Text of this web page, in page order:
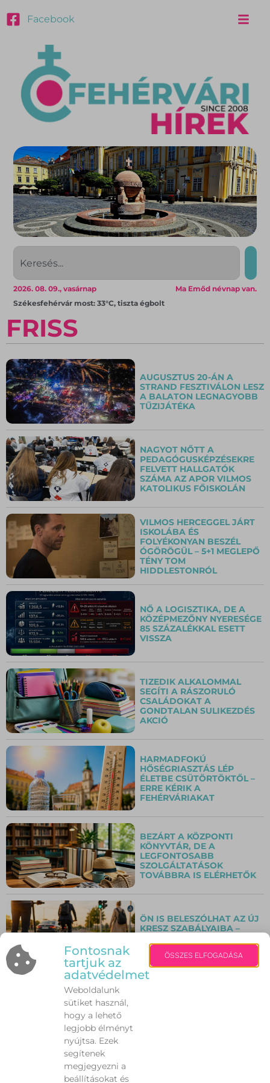
Facebook
Ma Emőd névnap van.
2026. 08. 09., vasárnap
Székesfehérvár most: 33°C, tiszta égbolt
FRISS
AUGUSZTUS 20-ÁN A
STRAND FESZTIVÁLON LESZ
A BALATON LEGNAGYOBB
TŰZIJÁTÉKA
NAGYOT NŐTT A
PEDAGÓGUSKÉPZÉSEKRE
FELVETT HALLGATÓK
SZÁMA AZ APOR VILMOS
KATOLIKUS FŐISKOLÁN
VILMOS HERCEGGEL JÁRT
ISKOLÁBA ÉS
FOLYÉKONYAN BESZÉL
ÓGÖRÖGÜL – 5+1 MEGLEPŐ
TÉNY TOM
HIDDLESTONRÓL
NŐ A LOGISZTIKA, DE A
KÖZÉPMEZŐNY NYERESÉGE
85 SZÁZALÉKKAL ESETT
VISSZA
TIZEDIK ALKALOMMAL
SEGÍTI A RÁSZORULÓ
CSALÁDOKAT A
GONDTALAN SULIKEZDÉS
AKCIÓ
HARMADFOKÚ
HŐSÉGRIASZTÁS LÉP
ÉLETBE CSÜTÖRTÖKTŐL –
ERRE KÉRIK A
FEHÉRVÁRIAKAT
BEZÁRT A KÖZPONTI
KÖNYVTÁR, DE A
LEGFONTOSABB
SZOLGÁLTATÁSOK
TOVÁBBRA IS ELÉRHETŐK
ÖN IS BELESZÓLHAT AZ ÚJ
KRESZ SZABÁLYAIBA –
VÉLEMÉNYEZÉS
Fontosnak
tartjuk az
adatvédelmet
Weboldalunk
sütiket használ,
hogy a lehető
legjobb élményt
nyújtsa. Ezek
segítenek
megjegyezni a
beállításokat és
ÖSSZES ELFOGADÁSA